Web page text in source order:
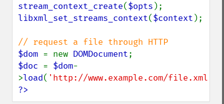
stream_context_create($opts
libxml_set_streams_context($context );
$dom = new DOMDocument
$doc = $dom-
>load( 'http://www.example.com/file.xml'
?>